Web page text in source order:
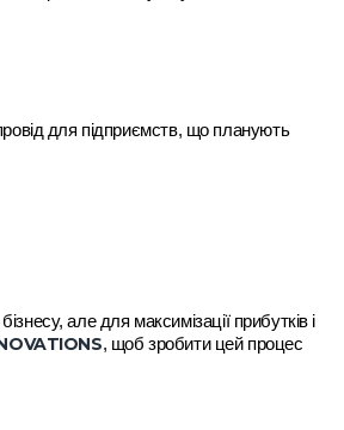
для підприємств, що планують
але для максимізації прибутків і
, щоб зробити цей процес